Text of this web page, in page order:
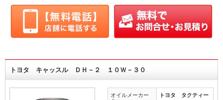
トヨタ キャッスル ＤＨ－２ １０Ｗ－３０
オイルメーカー
トヨタ タクティー